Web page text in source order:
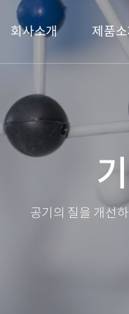
메인 메뉴
회사소개 제품소
공기의 질을 개선